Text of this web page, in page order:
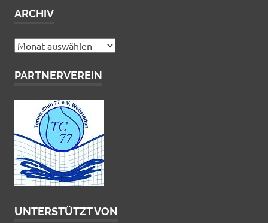
ARCHIV
Archiv
PARTNERVEREIN
UNTERSTÜTZT VON